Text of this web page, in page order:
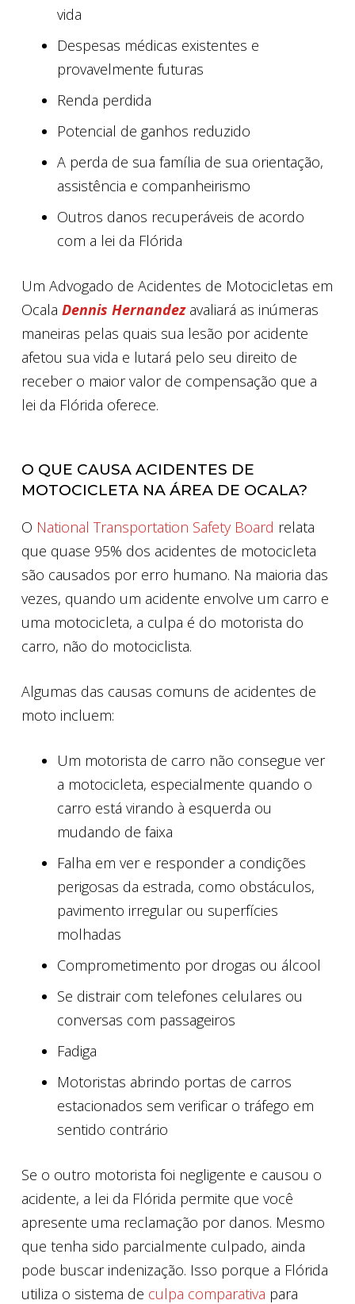
vida
Despesas médicas existentes e
provavelmente futuras
Renda perdida
Potencial de ganhos reduzido
A perda de sua família de sua orientação,
assistência e companheirismo
Outros danos recuperáveis ​​de acordo
com a lei da Flórida
Um Advogado de Acidentes de Motocicletas em
Ocala Dennis Hernandezavaliará as inúmeras
maneiras pelas quais sua lesão por acidente
afetou sua vida e lutará pelo seu direito de
receber o maior valor de compensação que a
lei da Flórida oferece.
O QUE CAUSA ACIDENTES DE
MOTOCICLETA NA ÁREA DE OCALA?
O National Transportation Safety Board relata
que quase 95% dos acidentes de motocicleta
são causados ​​por erro humano. Na maioria das
vezes, quando um acidente envolve um carro e
uma motocicleta, a culpa é do motorista do
carro, não do motociclista.
Algumas das causas comuns de acidentes de
moto incluem:
Um motorista de carro não consegue ver
a motocicleta, especialmente quando o
carro está virando à esquerda ou
mudando de faixa
Falha em ver e responder a condições
perigosas da estrada, como obstáculos,
pavimento irregular ou superfícies
molhadas
Comprometimento por drogas ou álcool
Se distrair com telefones celulares ou
conversas com passageiros
Fadiga
Motoristas abrindo portas de carros
estacionados sem verificar o tráfego em
sentido contrário
Se o outro motorista foi negligente e causou o
acidente, a lei da Flórida permite que você
apresente uma reclamação por danos. Mesmo
que tenha sido parcialmente culpado, ainda
pode buscar indenização. Isso porque a Flórida
utiliza o sistema de culpa comparativa para